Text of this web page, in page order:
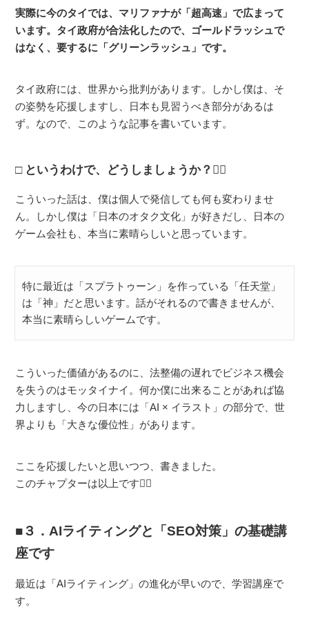
実際に今のタイでは、マリファナが「超高速」で広まって
います。タイ政府が合法化したので、ゴールドラッシュで
はなく、要するに「グリーンラッシュ」です。
タイ政府には、世界から批判があります。しかし僕は、そ
の姿勢を応援しますし、日本も見習うべき部分があるは
ず。なので、このような記事を書いています。
というわけで、どうしましょうか？🙇‍♂️
こういった話は、僕は個人で発信しても何も変わりませ
ん。しかし僕は「日本のオタク文化」が好きだし、日本の
ゲーム会社も、本当に素晴らしいと思っています。
特に最近は「スプラトゥーン」を作っている「任天堂」
は「神」だと思います。話がそれるので書きませんが、
本当に素晴らしいゲームです。
こういった価値があるのに、法整備の遅れでビジネス機会
を失うのはモッタイナイ。何か僕に出来ることがあれば協
力しますし、今の日本には「AI × イラスト」の部分で、世
界よりも「大きな優位性」があります。
ここを応援したいと思いつつ、書きました。
このチャプターは以上です🙇‍♂️
３．AIライティングと「SEO対策」の基礎講
座です
最近は「AIライティング」の進化が早いので、学習講座で
す。